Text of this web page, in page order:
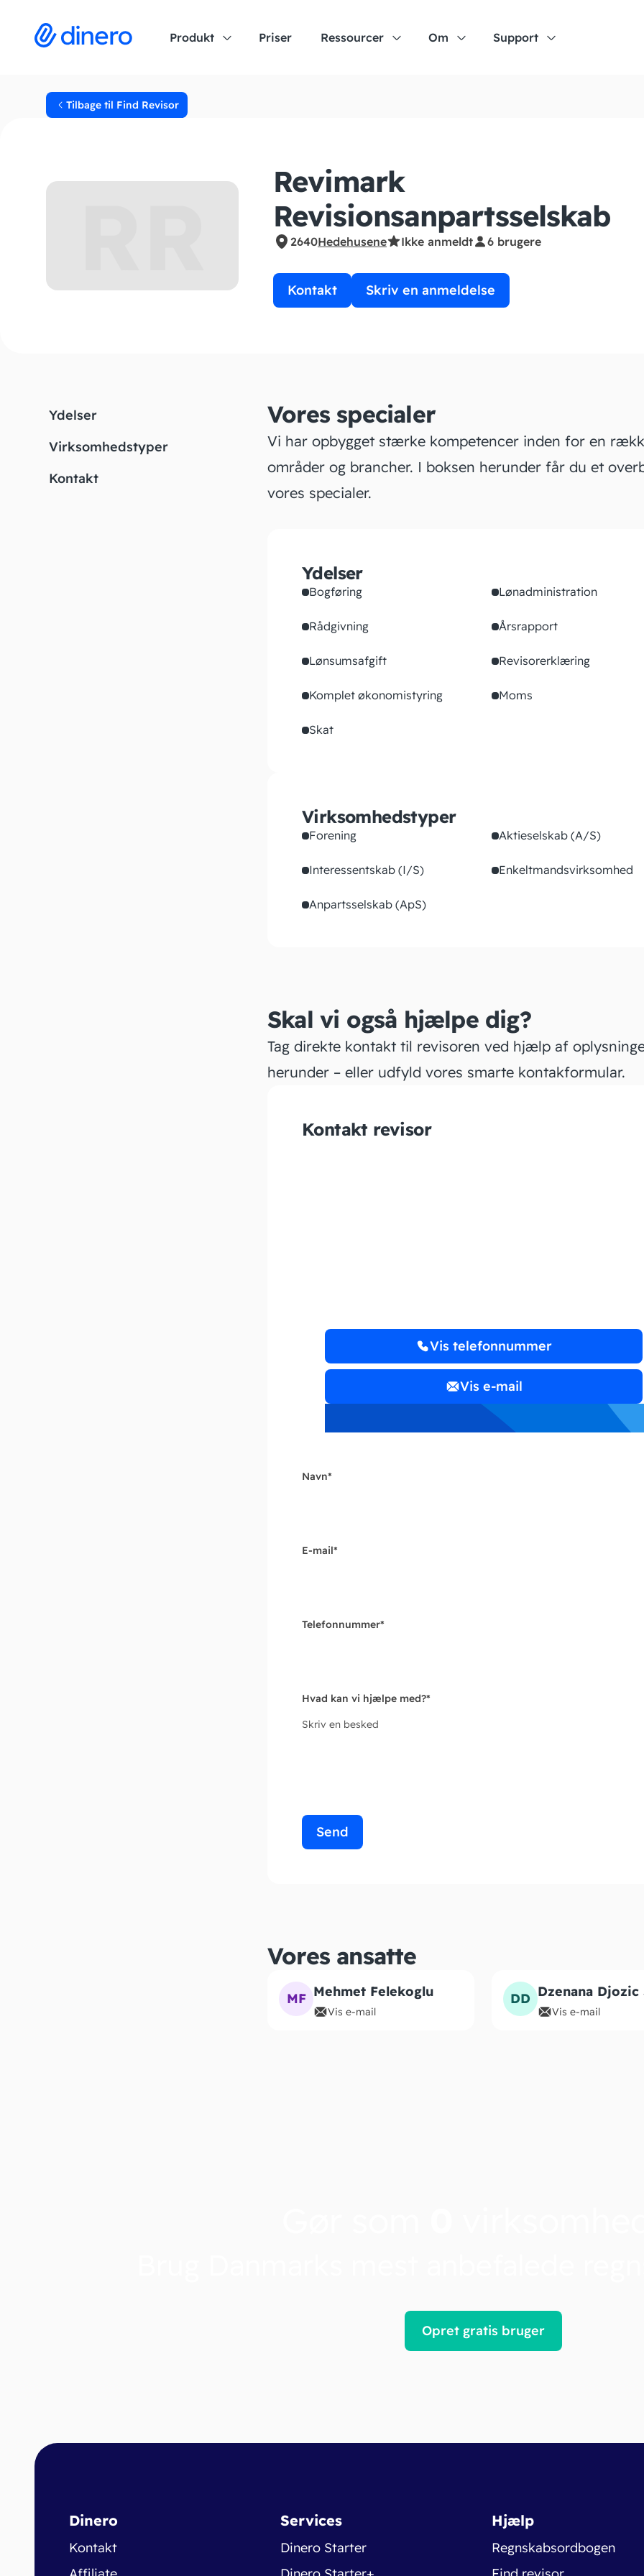
Produkt Priser Ressourcer Om Support
Tilbage til Find Revisor
Revimark
Revisionsanpartsselskab
2640Hedehusene Ikke anmeldt 6 brugere
Kontakt Skriv en anmeldelse
Ydelser
Virksomhedstyper
Kontakt
Vores specialer
Vi har opbygget stærke kompetencer inden for en
områder og brancher. I boksen herunder får du et
vores specialer.
Ydelser
Bogføring Lønadministration
Rådgivning Årsrapport
Lønsumsafgift Revisorerklæring
Komplet økonomistyring Moms
Skat
Virksomhedstyper
Forening Aktieselskab (A/S)
Interessentskab (I/S) Enkeltmandsvirksomhed
Anpartsselskab (ApS)
Skal vi også hjælpe dig?
Tag direkte kontakt til revisoren ved hjælp af
herunder – eller udfyld vores smarte kontakformular.
Kontakt revisor
Vis telefonnummer
Vis e-mail
Navn*
E-mail*
Telefonnummer*
Hvad kan vi hjælpe med?*
Skriv en besked
Send
Vores ansatte
MF Mehmet Felekoglu
Vis e-mail
DD Dzenana Djozic
Vis e-mail
Opret gratis bruger
Dinero
Kontakt
Services
Dinero Starter
Hjælp
Regnskabsordbogen